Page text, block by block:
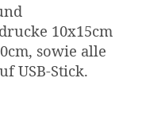
10x15cm
sowie alle
USB-Stick.